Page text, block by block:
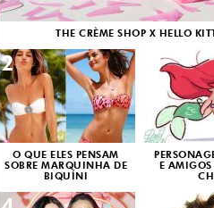
THE CRÈME SHOP X HELLO
O QUE ELES PENSAM
SOBRE MARQUINHA DE
BIQUÍNI
2
E AMIGOS
3